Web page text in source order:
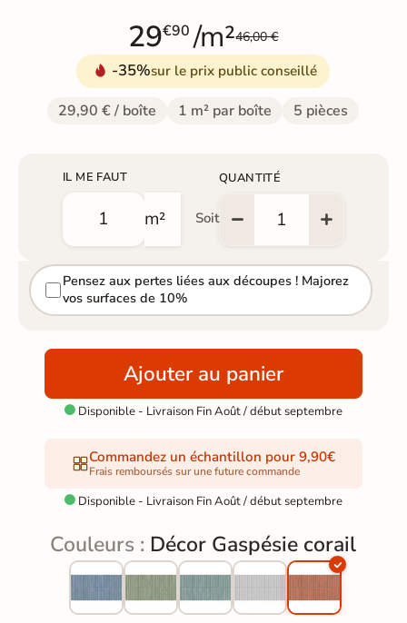
29€90 /m²46,00 €
-35%sur le prix public conseillé
29,90 € / boîte 1 m² par boîte 5 pièces
IL ME FAUT
m² Soit
QUANTITÉ
Pensez aux pertes liées aux découpes ! Majorez
vos surfaces de 10%
Ajouter au panier
 Disponible - Livraison Fin Août / début septembre
Commandez un échantillon pour 9,90€
Frais remboursés sur une future commande
 Disponible - Livraison Fin Août / début septembre
Couleurs : Décor Gaspésie corail